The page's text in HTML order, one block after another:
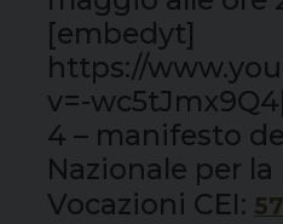
[embedyt]
https://
v=-
4 – manifesto
Nazionale per
Vocazioni CEI: